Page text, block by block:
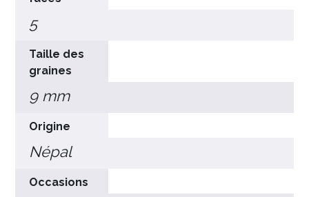
5
Taille des
graines
9 mm
Origine
Népal
Occasions